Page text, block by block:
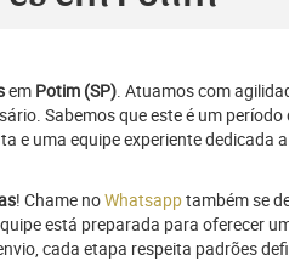
em Potim (SP). Atuamos com
Sabemos que este é um período
e uma equipe experiente dedicada
! Chame noWhatsapptambém se
está preparada para oferecer
cada etapa respeita padrões